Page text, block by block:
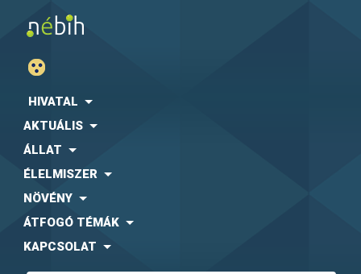
HIVATAL
AKTUÁLIS
ÁLLAT
ÉLELMISZER
NÖVÉNY
ÁTFOGÓ TÉMÁK
KAPCSOLAT